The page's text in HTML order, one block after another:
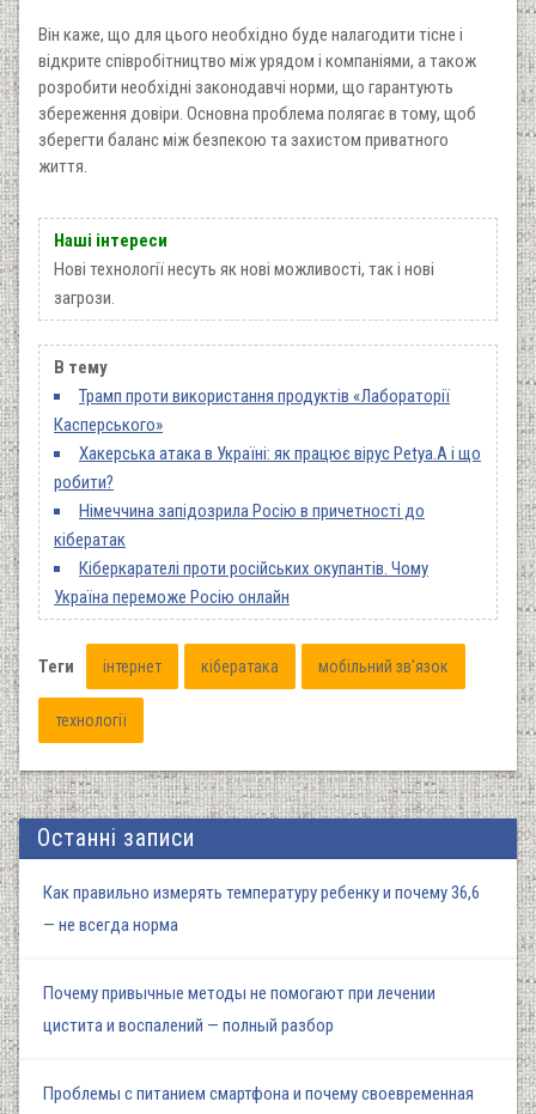
Він каже, що для цього необхідно буде налагодити тісне і
відкрите співробітництво між урядом і компаніями, а також
розробити необхідні законодавчі норми, що гарантують
збереження довіри. Основна проблема полягає в тому, щоб
зберегти баланс між безпекою та захистом приватного
життя.
Наші інтереси
Нові технології несуть як нові можливості, так і нові
загрози.
В тему
Трамп проти використання продуктів «Лабораторії
Касперського»
Хакерська атака в Україні: як працює вірус Petya.A і що
робити?
Німеччина запідозрила Росію в причетності до
кібератак
Кіберкарателі проти російських окупантів. Чому
Україна переможе Росію онлайн
Теги інтернет кібератака мобільний зв'язок
технології
Останні записи
Как правильно измерять температуру ребенку и почему 36,6
— не всегда норма
Почему привычные методы не помогают при лечении
цистита и воспалений — полный разбор
Проблемы с питанием смартфона и почему своевременная